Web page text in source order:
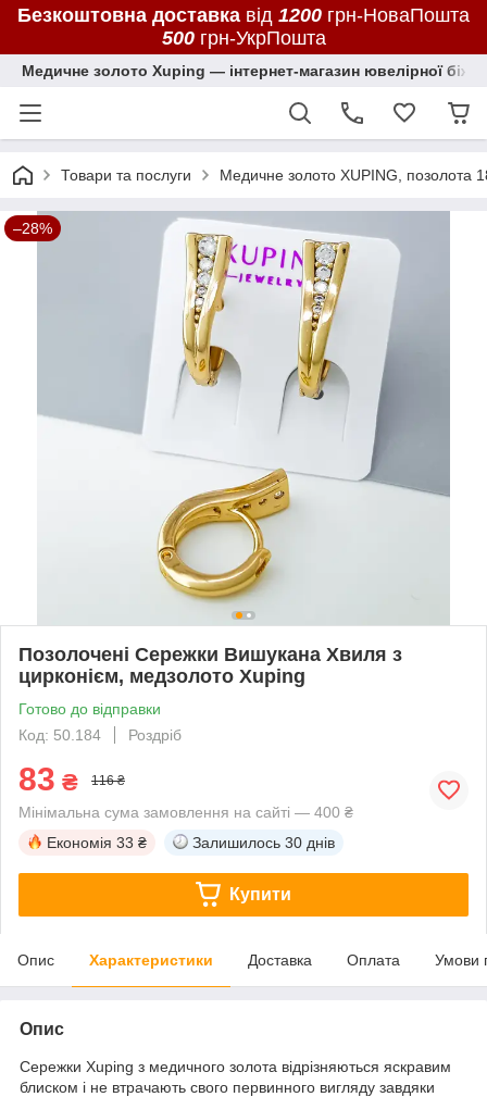
Безкоштовна доставка від 1200 грн-НоваПошта
500грн-УкрПошта
Медичне золото Xuping — інтернет-магазин ювелірної
Товари та послуги Медичне золото XUPING, позолота
–28%
Позолочені Сережки Вишукана Хвиля з
цирконієм, медзолото Xuping
Готово до відправки
Код: 50.184
Роздріб
83 ₴ 116 ₴
Мінімальна сума замовлення на сайті — 400 ₴
Економія 33 ₴ Залишилось 30 днів
Купити
Опис Характеристики Доставка Оплата Умови
Опис
Сережки Xuping з медичного золота відрізняються яскравим
блиском і не втрачають свого первинного вигляду завдяки